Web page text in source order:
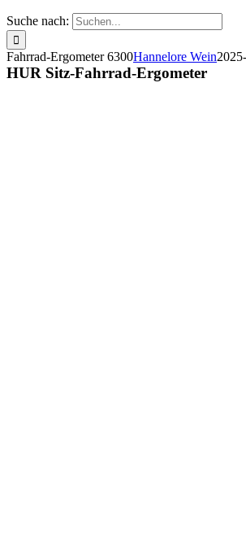
Suche nach:
Fahrrad-Ergometer 6300Hannelore Wein
HUR Sitz-Fahrrad-Ergometer